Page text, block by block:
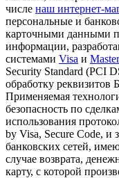
числе наш интернет-
персональные и
карточными данными
информации,
системами Visa и
Security Standard (PCI
обработку реквизитов
Применяемая
безопасность по
использования
by Visa, Secure Code, и
банковских сетей,
случае возврата,
карту, с которой